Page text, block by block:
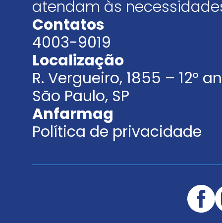
atendam às
Contatos
4003-9019
Localização
R. Vergueiro, 1855 – 12º
São Paulo, SP
Anfarmag
Política de privacidade